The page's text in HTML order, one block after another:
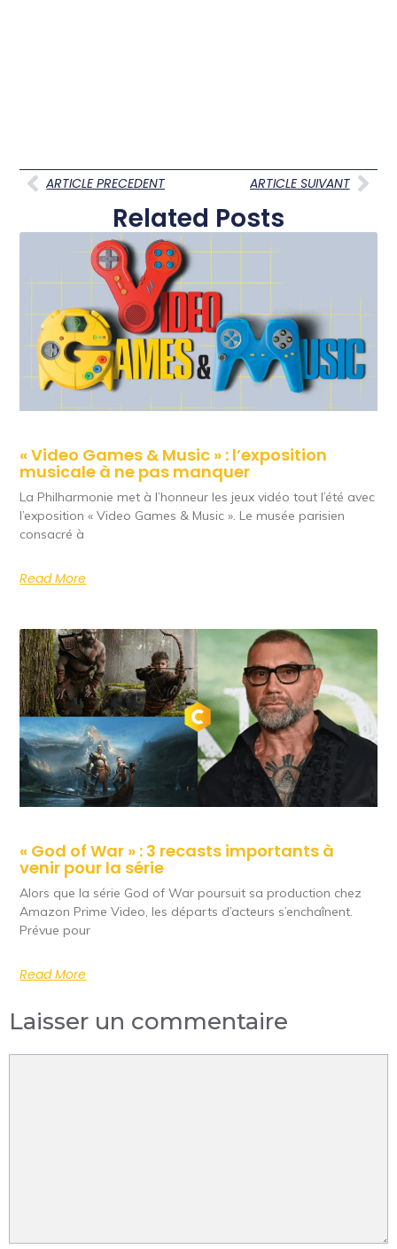
ARTICLE PRECEDENT ARTICLE SUIVANT
Related Posts
« Video Games & Music » : l’exposition
musicale à ne pas manquer
La Philharmonie met à l’honneur les jeux vidéo tout l’été avec
l’exposition « Video Games & Music ». Le musée parisien
consacré à
Read More
« God of War » : 3 recasts importants à
venir pour la série
Alors que la série God of War poursuit sa production chez
Amazon Prime Video, les départs d’acteurs s’enchaînent.
Prévue pour
Read More
Laisser un commentaire